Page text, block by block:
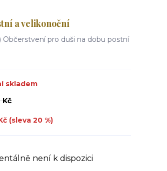
a velikonoční
Občerstvení pro duši na dobu postní
skladem
Kč
(sleva 20 %)
není k dispozici